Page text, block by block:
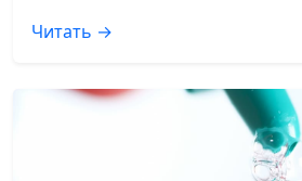
Читать →